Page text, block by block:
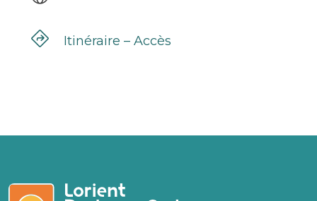
Itinéraire – Accès